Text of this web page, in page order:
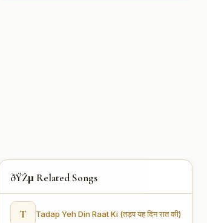
ðŸŽµ Related Songs
T Tadap Yeh Din Raat Ki (तड़प यह दिन रात की)